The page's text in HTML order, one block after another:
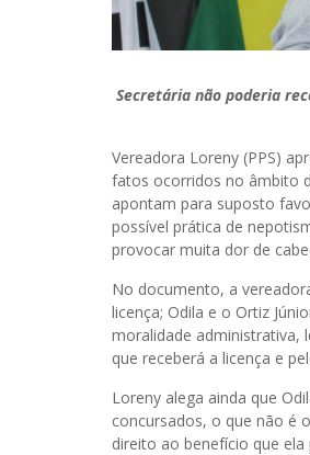
Secretária não poderia
Vereadora Loreny (PPS)
fatos ocorridos no âmbito
apontam para suposto
possível prática de
provocar muita dor de
No documento, a
licença; Odila e o Ortiz
moralidade administrativa,
que receberá a licença e
Loreny alega ainda que
concursados, o que não é
direito ao benefício que ela